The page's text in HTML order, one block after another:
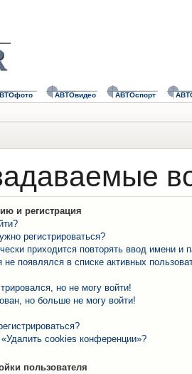
АВТОвидео АВТОспорт
и регистрация
регистрироваться?
приходится повторять ввод имени и
не появлялся в списке активных
но не могу войти!
но больше не могу войти!
cookies конференции»?
пользователя